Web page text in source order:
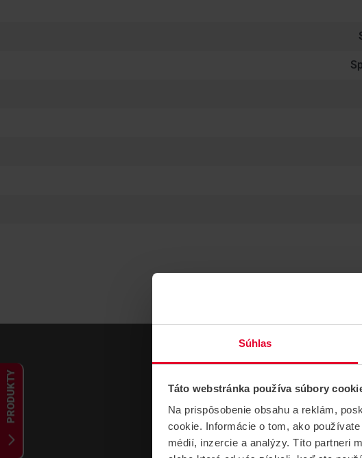
Súhlas
Táto webstránka používa súbory
Na prispôsobenie obsahu a reklám,
cookie. Informácie o tom, ako
médií, inzercie a analýzy. Títo partneri
PRODUKTY